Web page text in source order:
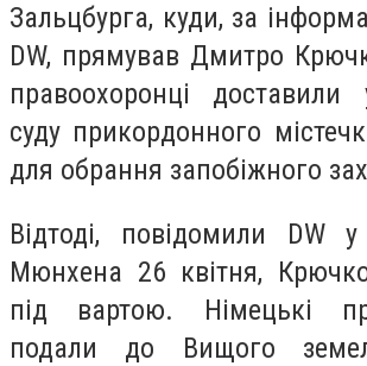
Зальцбурга, куди, за
DW, прямував Дмитро
правоохоронці доставили
суду прикордонного
для обрання запобіжного
Відтоді, повідомили DW у
Мюнхена 26 квітня,
під вартою. Німецькі
подали до Вищого